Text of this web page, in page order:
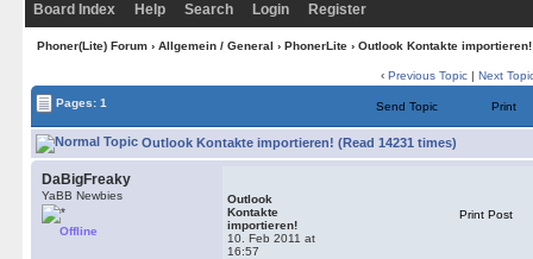
Board Index Help Search Login Register
Phoner(Lite) Forum› Allgemein / General › PhonerLite› Outlook Kontakte importieren!
‹ Previous Topic | Next
Pages: 1 Send Topic Print
Outlook Kontakte importieren! (Read 14231 times)
DaBigFreaky
YaBB Newbies
Offline
Outlook
Kontakte
importieren!
10. Feb 2011 at
16:57
Print Post